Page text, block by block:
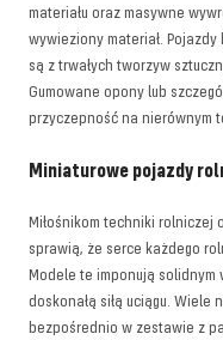
materiału oraz masywne
wywieziony materiał.
są z trwałych tworzyw
Gumowane opony lub
przyczepność na nierównym
Miniaturowe pojazdy
Miłośnikom techniki rolniczej
sprawią, że serce każdego
Modele te imponują solidnym
doskonałą siłą uciągu.
bezpośrednio w zestawie z